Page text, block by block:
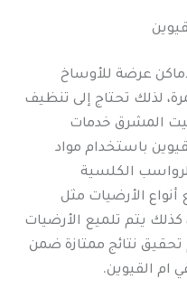
عرضة للأوساخ
لذلك تحتاج إلى تنظيف
المشرق خدمات
باستخدام مواد
الكلسية
الأرضيات مثل
كذلك يتم تلميع الأرضيات
تحقيق نتائج ممتازة ضمن
ام القيوين.